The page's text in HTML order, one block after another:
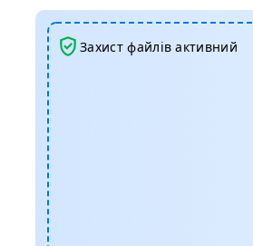
Захист файлів активний